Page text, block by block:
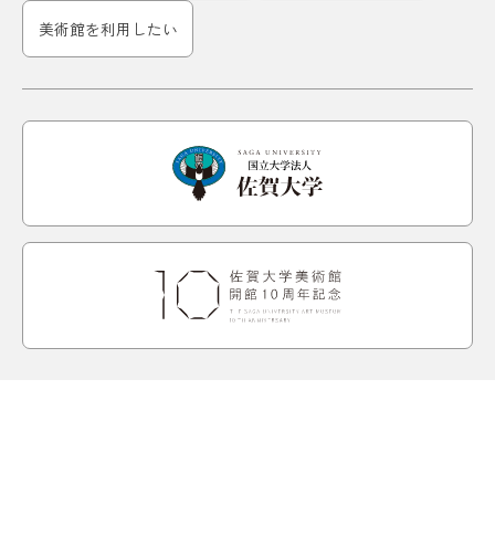
美術館を利用したい